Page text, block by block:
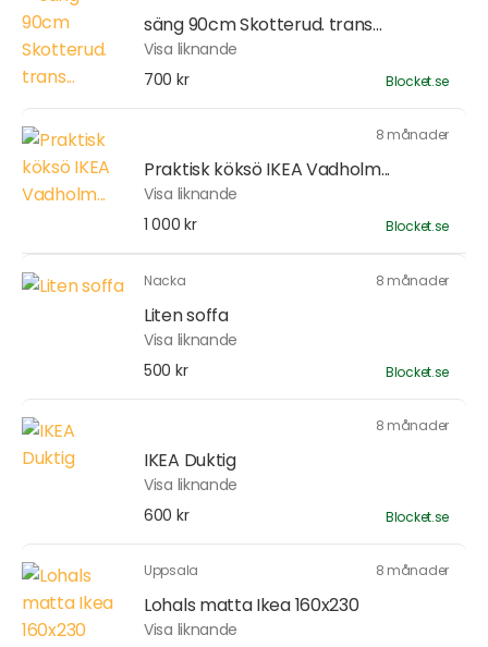
säng 90cm Skotterud. trans...
Visa liknande
700 kr
Blocket.se
8 månader
Praktisk köksö IKEA Vadholm...
Visa liknande
1 000 kr
Blocket.se
Nacka 8 månader
Liten soffa
Visa liknande
500 kr
Blocket.se
8 månader
IKEA Duktig
Visa liknande
600 kr
Blocket.se
Uppsala 8 månader
Lohals matta Ikea 160x230
Visa liknande